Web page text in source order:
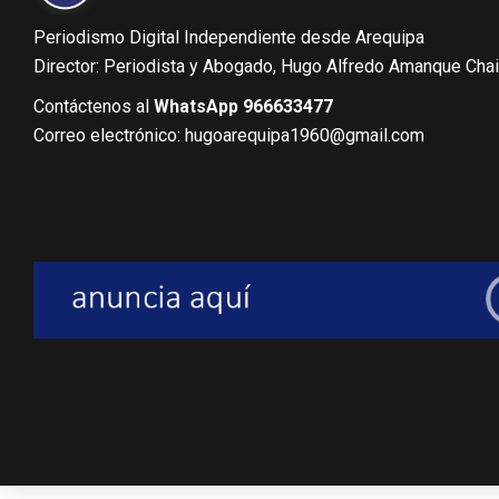
Periodismo Digital Independiente desde Arequipa
Director: Periodista y Abogado, Hugo Alfredo Amanque
Contáctenos al WhatsApp 966633477
Correo electrónico: hugoarequipa1960@gmail.com